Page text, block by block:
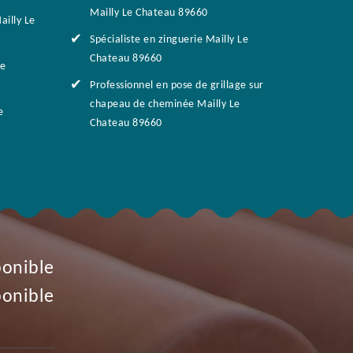
Le
Mailly Le Chateau 89660
Spécialiste en zinguerie Mailly Le
Chateau 89660
Professionnel en pose de grillage sur
chapeau de cheminée Mailly Le
Chateau 89660